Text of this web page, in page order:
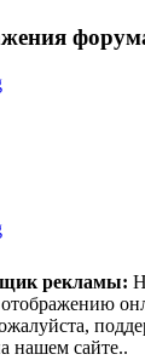
рекламы:
нашем сайте..